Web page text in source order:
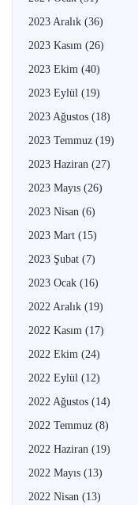
2023 Aralık (36)
2023 Kasım (26)
2023 Ekim (40)
2023 Eylül (19)
2023 Ağustos (18)
2023 Temmuz (19)
2023 Haziran (27)
2023 Mayıs (26)
2023 Nisan (6)
2023 Mart (15)
2023 Şubat (7)
2023 Ocak (16)
2022 Aralık (19)
2022 Kasım (17)
2022 Ekim (24)
2022 Eylül (12)
2022 Ağustos (14)
2022 Temmuz (8)
2022 Haziran (19)
2022 Mayıs (13)
2022 Nisan (13)